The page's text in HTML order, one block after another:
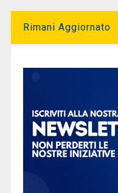
Rimani Aggiornato